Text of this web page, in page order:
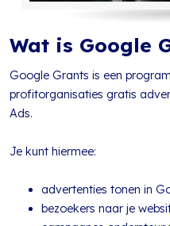
Wat is Google
Google Grants is een
profitorganisaties gratis
Ads.
Je kunt hiermee:
advertenties tonen in
bezoekers naar je